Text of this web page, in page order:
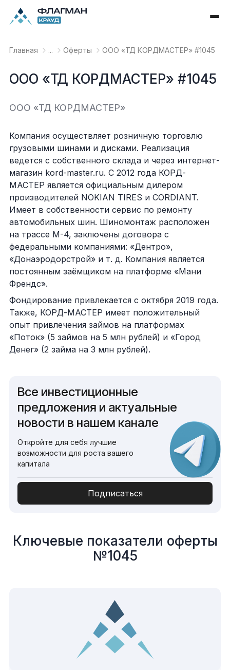
Главная ... Оферты OOO «ТД КОРДМАСТЕР» #1045
OOO «ТД КОРДМАСТЕР» #1045
OOO «ТД КОРДМАСТЕР»
Компания осуществляет розничную торговлю
грузовыми шинами и дисками. Реализация
ведется с собственного склада и через интернет-
магазин kord-master.ru. С 2012 года КОРД-
МАСТЕР является официальным дилером
производителей NOKIAN TIRES и CORDIANT.
Имеет в собственности сервис по ремонту
автомобильных шин. Шиномонтаж расположен
на трассе М-4, заключены договора с
федеральными компаниями: «Дентро»,
«Донаэродорстрой» и т. д. Компания является
постоянным заёмщиком на платформе «Мани
Френдс».
Фондирование привлекается с октября 2019 года.
Также, КОРД-МАСТЕР имеет положительный
опыт привлечения займов на платформах
«Поток» (5 займов на 5 млн рублей) и «Город
Денег» (2 займа на 3 млн рублей).
Все инвестиционные
предложения и актуальные
новости в нашем канале
Откройте для себя лучшие
возможности для роста вашего
капитала
Подписаться
Ключевые показатели оферты
№1045